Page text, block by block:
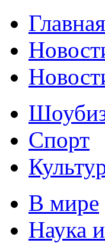
Главная
Спорт
В мире
Наука